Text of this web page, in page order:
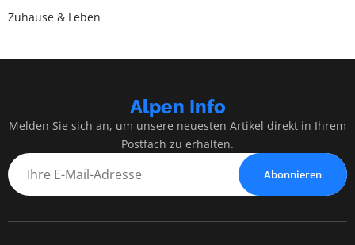
Zuhause & Leben
Alpen Info
Melden Sie sich an, um unsere neuesten Artikel direkt in Ihrem
Postfach zu erhalten.
Abonnieren